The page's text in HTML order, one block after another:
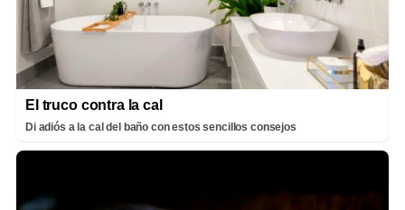
El truco contra la cal
Di adiós a la cal del baño con estos sencillos consejos